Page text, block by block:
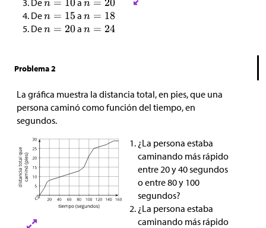
De
a
De
a
De
a
Problema 2
La gráfica muestra la distancia total, en pies, que una
persona caminó como función del tiempo, en
segundos.
¿La persona estaba
caminando más rápido
entre 20 y 40 segundos
o entre 80 y 100
segundos?
¿La persona estaba
caminando más rápido